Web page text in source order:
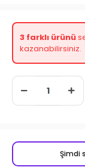
3 farklı ürünü
kazanabilirsiniz.
Şimdi